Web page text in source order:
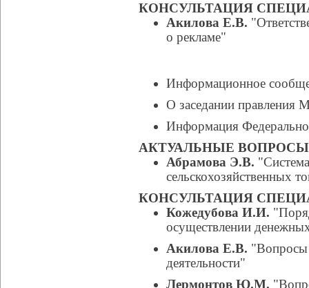
КОНСУЛЬТАЦИЯ
Акилова Е.В.
о рекламе"
Информационное
О заседании правления
Информация
АКТУАЛЬНЫЕ
Абрамова Э.В.
сельскохозяйственных
КОНСУЛЬТАЦИЯ
Кожедубова И.И.
осуществлении
Акилова Е.В. "Вопросы
деятельности"
Лермонтов Ю.М.